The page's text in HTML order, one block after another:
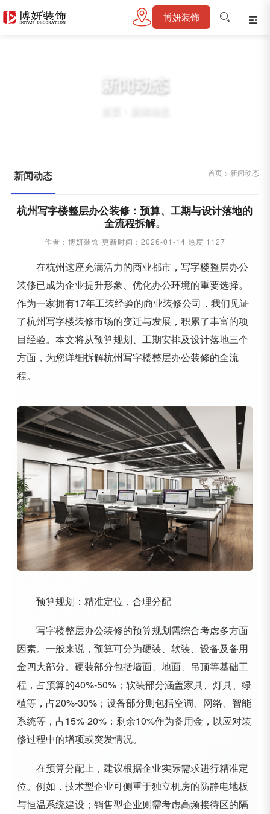
博妍装饰
新闻动态
新闻动态 首页 > 新闻动态
杭州写字楼整层办公装修：预算、工期与设计落地的
全流程拆解。
作者：博妍装饰 更新时间：2026-01-14 热度 1127
在杭州这座充满活力的商业都市，写字楼整层办公
装修已成为企业提升形象、优化办公环境的重要选择。
作为一家拥有17年工装经验的商业装修公司，我们见证
了杭州写字楼装修市场的变迁与发展，积累了丰富的项
目经验。本文将从预算规划、工期安排及设计落地三个
方面，为您详细拆解杭州写字楼整层办公装修的全流
程。
预算规划：精准定位，合理分配
写字楼整层办公装修的预算规划需综合考虑多方面
因素。一般来说，预算可分为硬装、软装、设备及备用
金四大部分。硬装部分包括墙面、地面、吊顶等基础工
程，占预算的40%-50%；软装部分涵盖家具、灯具、绿
植等，占20%-30%；设备部分则包括空调、网络、智能
系统等，占15%-20%；剩余10%作为备用金，以应对装
修过程中的增项或突发情况。
在预算分配上，建议根据企业实际需求进行精准定
位。例如，技术型企业可侧重于独立机房的防静电地板
与恒温系统建设；销售型企业则需考虑高频接待区的隔